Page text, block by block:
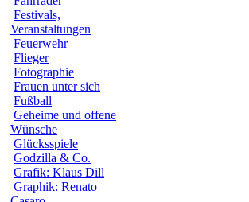
Festivals,
Veranstaltungen
Feuerwehr
Flieger
Fotographie
Frauen unter sich
Fußball
Geheime und offene
Wünsche
Glücksspiele
Godzilla & Co.
Grafik: Klaus Dill
Graphik: Renato